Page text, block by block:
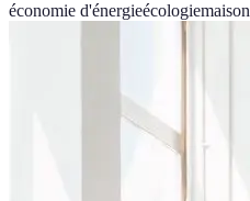
économie d'énergieécologiemaison